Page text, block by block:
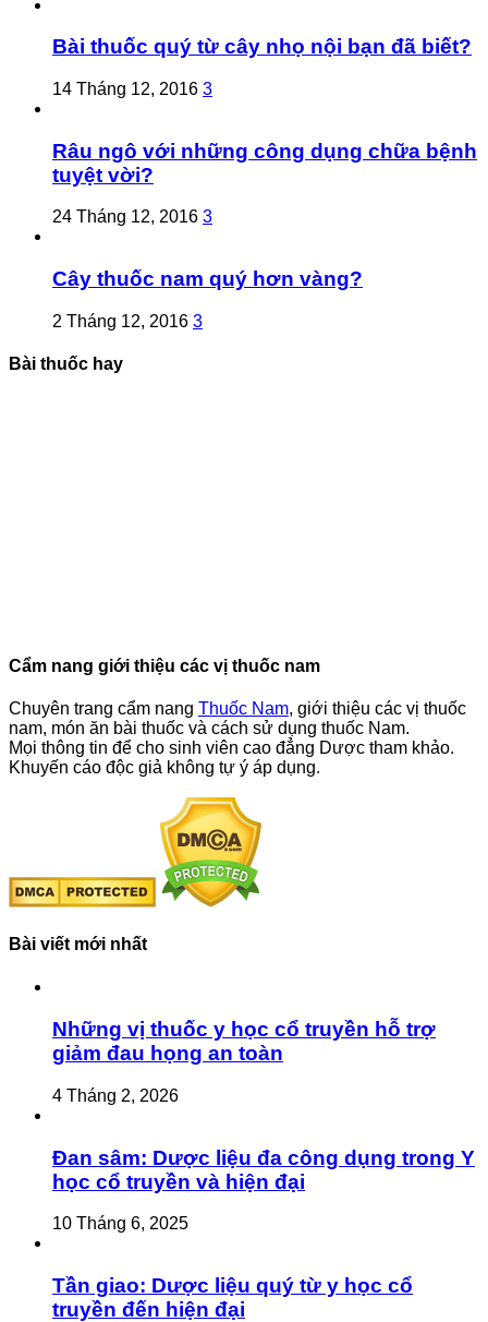
Bài thuốc quý từ cây nhọ nội bạn đã biết?
14 Tháng 12, 2016 3
Râu ngô với những công dụng chữa bệnh
tuyệt vời?
24 Tháng 12, 2016 3
Cây thuốc nam quý hơn vàng?
2 Tháng 12, 2016 3
Bài thuốc hay
Cẩm nang giới thiệu các vị thuốc nam
Chuyên trang cẩm nang Thuốc Nam, giới thiệu các vị thuốc
nam, món ăn bài thuốc và cách sử dụng thuốc Nam.
Mọi thông tin để cho sinh viên cao đẳng Dược tham khảo.
Khuyến cáo độc giả không tự ý áp dụng.
Bài viết mới nhất
Những vị thuốc y học cổ truyền hỗ trợ
giảm đau họng an toàn
4 Tháng 2, 2026
Đan sâm: Dược liệu đa công dụng trong Y
học cổ truyền và hiện đại
10 Tháng 6, 2025
Tần giao: Dược liệu quý từ y học cổ
truyền đến hiện đại